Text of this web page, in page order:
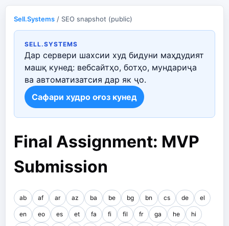
Sell.Systems / SEO snapshot (public)
SELL.SYSTEMS
Дар сервери шахсии худ бидуни маҳдудият
машқ кунед: вебсайтҳо, ботҳо, мундариҷа
ва автоматизатсия дар як ҷо.
Сафари худро оғоз кунед
Final Assignment: MVP
Submission
ab af ar az ba be bg bn cs de el
en eo es et fa fi fil fr ga he hi